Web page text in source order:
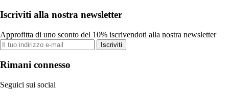
Iscriviti alla nostra newsletter
Approfitta di uno sconto del 10% iscrivendoti alla nostra newsletter
Iscriviti
Rimani connesso
Seguici sui social